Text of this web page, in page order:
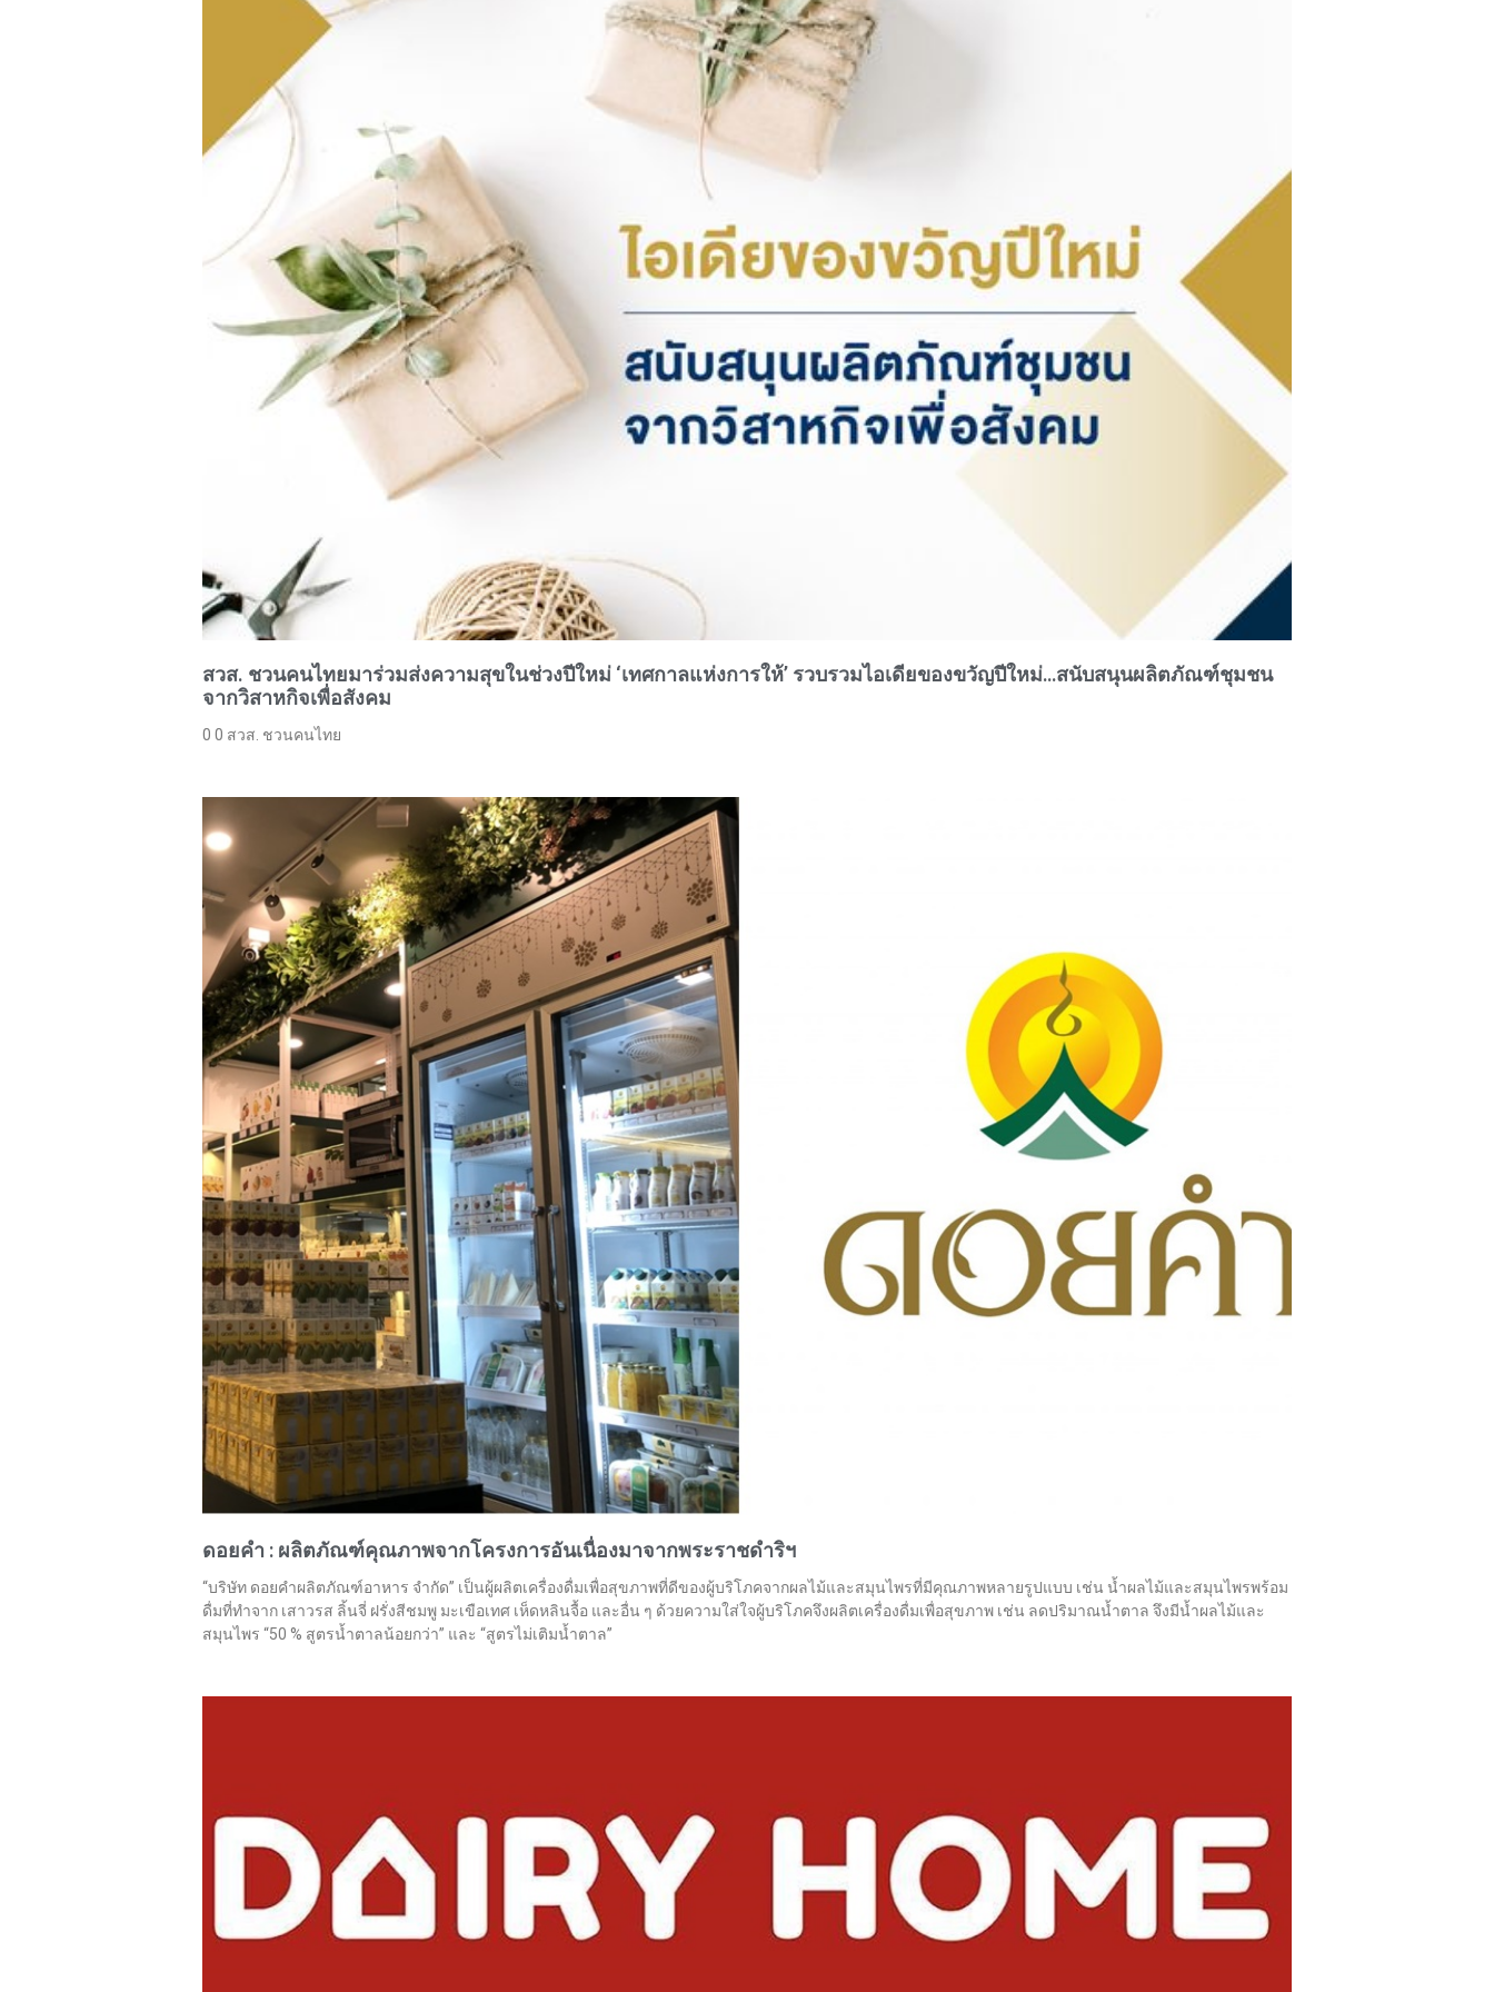
สวส. ชวนคนไทยมาร่วมส่งความสุขในช่วงปีใหม่ ‘เทศกาลแห่งการให้’ รวบรวมไอเดียของขวัญปีใหม่…สนับสนุนผลิตภัณฑ์ชุมชน
จากวิสาหกิจเพื่อสังคม
0 0 สวส. ชวนคนไทย
ดอยคำ : ผลิตภัณฑ์คุณภาพจากโครงการอันเนื่องมาจากพระราชดำริฯ
“บริษัท ดอยคำผลิตภัณฑ์อาหาร จำกัด” เป็นผู้ผลิตเครื่องดื่มเพื่อสุขภาพที่ดีของผู้บริโภคจากผลไม้และสมุนไพรที่มีคุณภาพหลายรูปแบบ เช่น น้ำผลไม้และสมุนไพรพร้อม
ดื่มที่ทำจาก เสาวรส ลิ้นจี่ ฝรั่งสีชมพู มะเขือเทศ เห็ดหลินจื้อ และอื่น ๆ ด้วยความใส่ใจผู้บริโภคจึงผลิตเครื่องดื่มเพื่อสุขภาพ เช่น ลดปริมาณน้ำตาล จึงมีน้ำผลไม้และ
สมุนไพร “50 % สูตรน้ำตาลน้อยกว่า” และ “สูตรไม่เติมน้ำตาล”